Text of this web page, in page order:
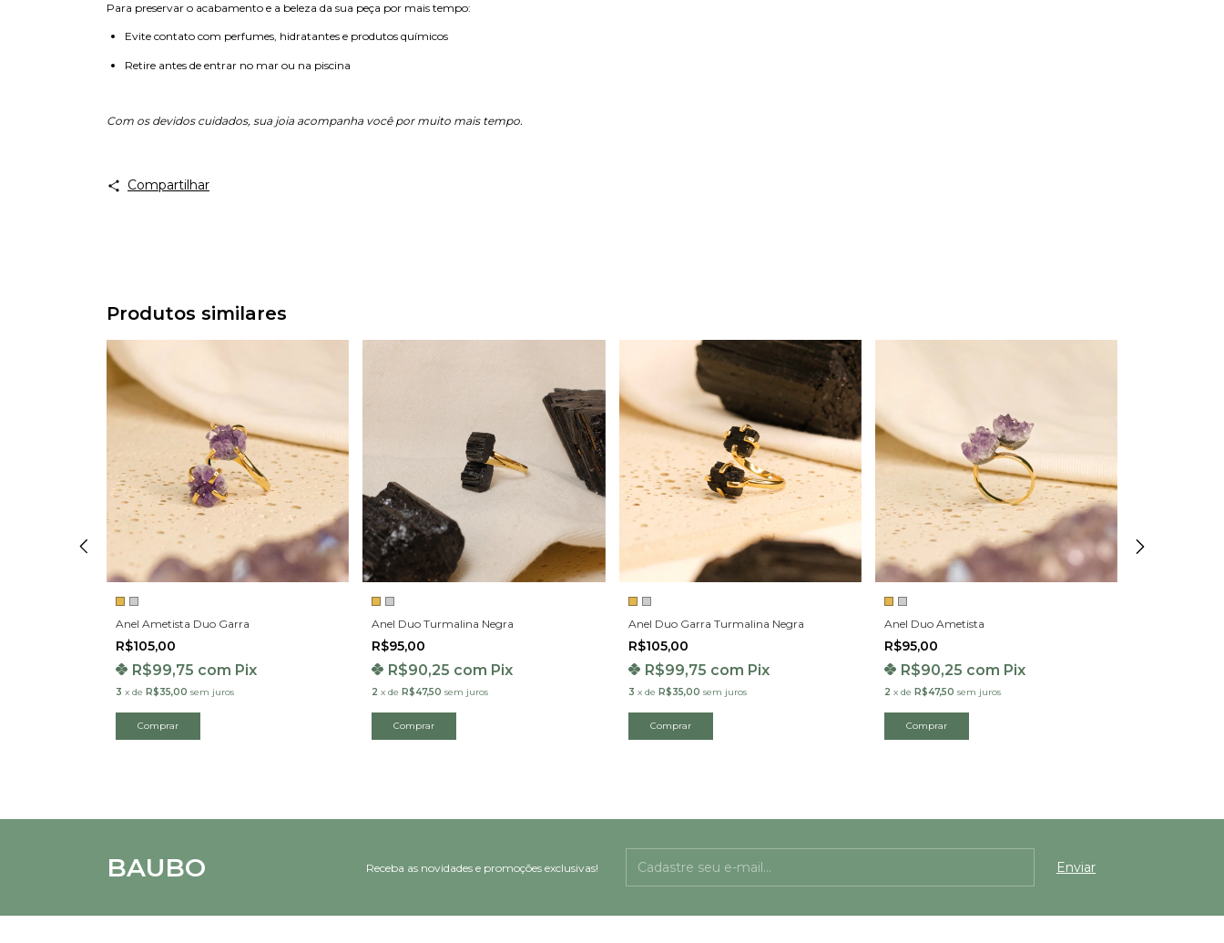
Para preservar o acabamento e a beleza da sua peça por mais tempo:
Evite contato com perfumes, hidratantes e produtos químicos
Retire antes de entrar no mar ou na piscina
Com os devidos cuidados, sua joia acompanha você por muito mais tempo.
Compartilhar
Produtos similares
Anel Ametista Duo Garra
R$105,00
R$99,75 com Pix
3 x de R$35,00 sem juros
Comprar
Anel Duo Turmalina Negra
R$95,00
R$90,25 com Pix
2 xde R$47,50 sem juros
Comprar
Anel Duo Garra Turmalina Negra
R$105,00
R$99,75 com Pix
3 x de R$35,00 sem juros
Comprar
Anel Duo Ametista
R$95,00
R$90,25 com Pix
2 x de R$47,50 sem juros
Comprar
BAUBO Receba as novidades e promoções exclusivas!